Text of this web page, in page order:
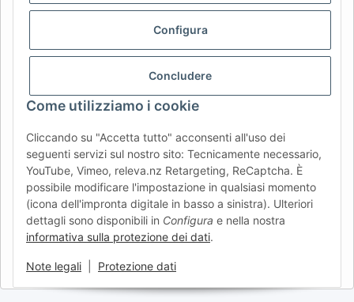
Configura
Concludere
Come utilizziamo i cookie
Cliccando su "Accetta tutto" acconsenti all'uso dei
seguenti servizi sul nostro sito: Tecnicamente necessario,
YouTube, Vimeo, releva.nz Retargeting, ReCaptcha. È
possibile modificare l'impostazione in qualsiasi momento
(icona dell'impronta digitale in basso a sinistra). Ulteriori
dettagli sono disponibili in Configura e nella nostra
informativa sulla protezione dei dati.
Note legali Protezione dati
ES
UK NZ USA MX PT
CZ
RO
AFATEK Italia| Il tuo specialista in ricambi per rimorchi
Consulenza tecnica:info@afatek.com| P. IVA (DE):
DE354251646
Offerta per officine: acquisti intracomunitari netti (VIES)
disponibili.